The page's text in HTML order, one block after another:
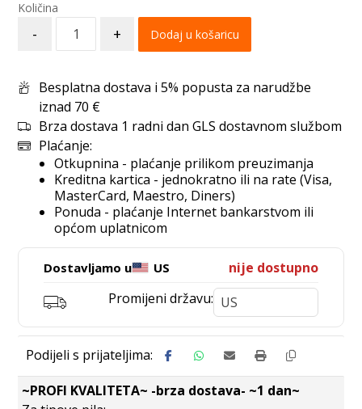
- + Dodaj u košaricu
Besplatna dostava i 5% popusta za narudžbe
iznad 70 €
Brza dostava 1 radni dan GLS dostavnom službom
Plaćanje:
Otkupnina - plaćanje prilikom preuzimanja
Kreditna kartica - jednokratno ili na rate (Visa,
MasterCard, Maestro, Diners)
Ponuda - plaćanje Internet bankarstvom ili
općom uplatnicom
Dostavljamo u US
nije dostupno
Promijeni državu:
~PROFI KVALITETA~ -brza dostava- ~1 dan~